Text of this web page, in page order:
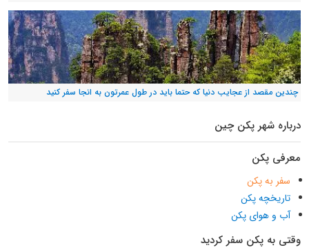
چندین مقصد از عجایب دنیا که حتما باید در طول عمرتون به انجا سفر کنید
درباره شهر پکن چین
معرفی پکن
سفر به پکن
تاریخچه پکن
آب و هوای پکن
وقتی به پکن سفر کردید